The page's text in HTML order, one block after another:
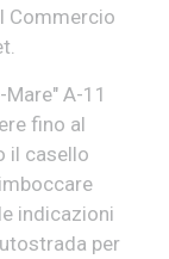
Commercio
A-11
fino al
il casello
indicazioni
per